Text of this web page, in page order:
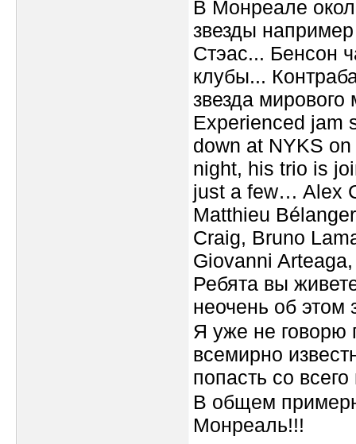
В Монреале
звезды
Стэас... Бенсон
клубы...
звезда
Experienced jam
down at NYKS
night, his trio is
just a few… Alex
Matthieu
Craig, Bruno
Giovanni
Ребята вы
неочень об этом
Я уже не говорю
всемирно
попасть со
В общем
Монреаль!!!